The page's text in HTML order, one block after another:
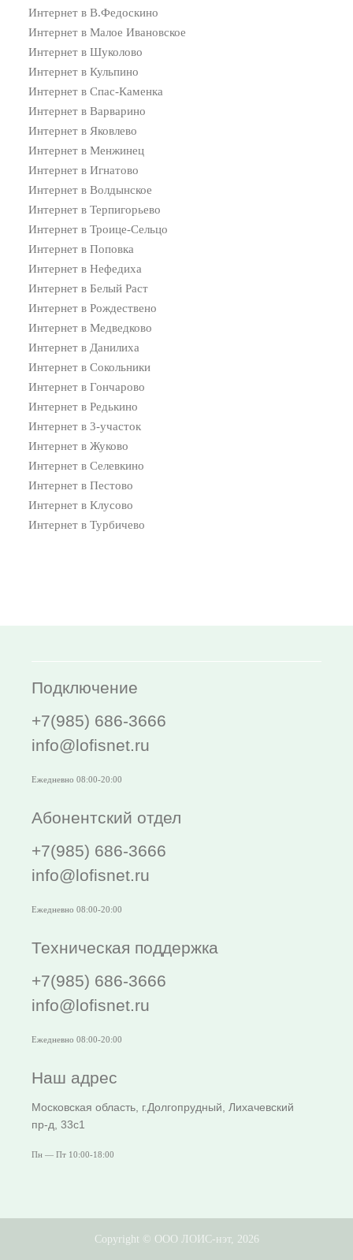
Интернет в В.Федоскино
Интернет в Малое Ивановское
Интернет в Шуколово
Интернет в Кульпино
Интернет в Спас-Каменка
Интернет в Варварино
Интернет в Яковлево
Интернет в Менжинец
Интернет в Игнатово
Интернет в Волдынское
Интернет в Терпигорьево
Интернет в Троице-Сельцо
Интернет в Поповка
Интернет в Нефедиха
Интернет в Белый Раст
Интернет в Рождествено
Интернет в Медведково
Интернет в Данилиха
Интернет в Сокольники
Интернет в Гончарово
Интернет в Редькино
Интернет в 3-участок
Интернет в Жуково
Интернет в Селевкино
Интернет в Пестово
Интернет в Клусово
Интернет в Турбичево
Подключение
+7(985) 686-3666
info@lofisnet.ru
Ежедневно 08:00-20:00
Абонентский отдел
+7(985) 686-3666
info@lofisnet.ru
Ежедневно 08:00-20:00
Техническая поддержка
+7(985) 686-3666
info@lofisnet.ru
Ежедневно 08:00-20:00
Наш адрес
Московская область, г.Долгопрудный, Лихачевский
пр-д, 33с1
Пн — Пт 10:00-18:00
Copyright © ООО ЛОИС-нэт, 2026